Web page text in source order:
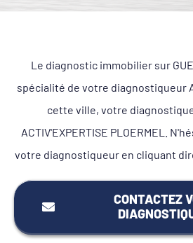
Le diagnostic immobilier sur
spécialité de votre diagnostiqueur
cette ville, votre
ACTIV'EXPERTISE PLOERMEL.
votre diagnostiqueur en cliquant
CONTACTEZ